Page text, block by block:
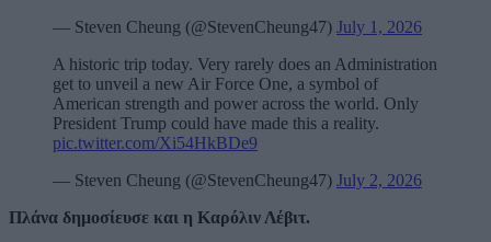
— Steven Cheung (@StevenCheung47) July 1, 2026
A historic trip today. Very rarely does an Administration
get to unveil a new Air Force One, a symbol of
American strength and power across the world. Only
President Trump could have made this a reality.
pic.twitter.com/Xi54HkBDe9
— Steven Cheung (@StevenCheung47) July 2, 2026
Πλάνα δημοσίευσε και η Καρόλιν Λέβιτ.